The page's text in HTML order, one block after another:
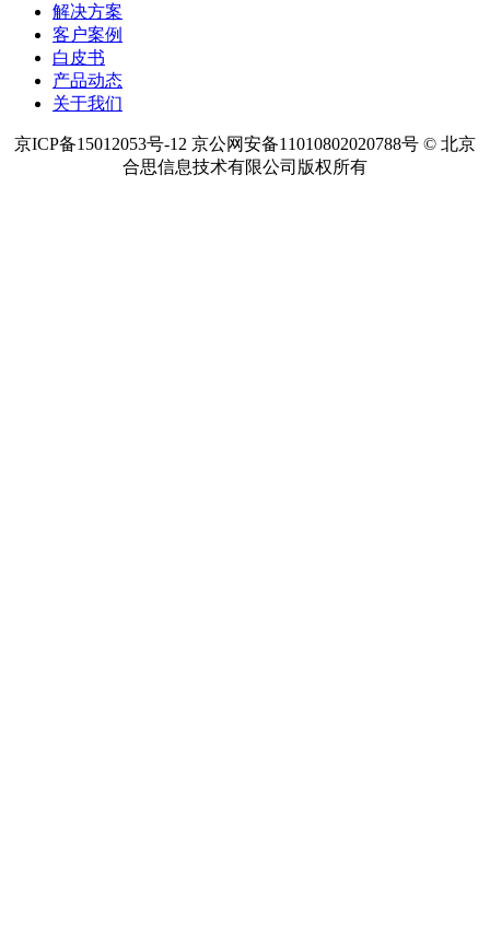
解决方案
客户案例
白皮书
产品动态
关于我们
京ICP备15012053号-12 京公网安备11010802020788号 © 北京
合思信息技术有限公司版权所有